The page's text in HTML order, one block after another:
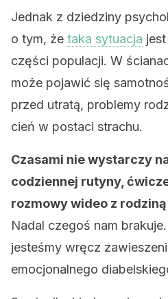
Jednak z dziedziny
o tym, że taka sytuacja
części populacji. W
może pojawić się
przed utratą, problemy
cień w postaci strachu.
Czasami nie wystarczy
codziennej rutyny,
rozmowy wideo z
Nadal czegoś nam
jesteśmy wręcz
emocjonalnego